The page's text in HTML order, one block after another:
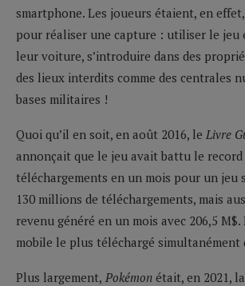
smartphone. Les joueurs étaient, en
pour réaliser une capture : utiliser le jeu
leur voiture, s’introduire dans des
des lieux interdits comme des centrales
bases militaires !
Quoi qu’il en soit, en août 2016, le Livre
annonçait que le jeu avait battu le record
téléchargements en un mois pour un jeu
130 millions de téléchargements, mais
revenu généré en un mois avec 206,5
mobile le plus téléchargé simultanément
Plus largement, Pokémon était, en 2021,